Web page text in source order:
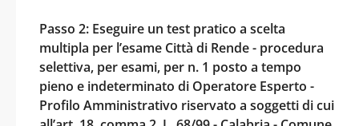
Passo 2: Eseguire un test pratico a scelta
multipla per l’esame Città di Rende - procedura
selettiva, per esami, per n. 1 posto a tempo
pieno e indeterminato di Operatore Esperto -
Profilo Amministrativo riservato a soggetti di cui